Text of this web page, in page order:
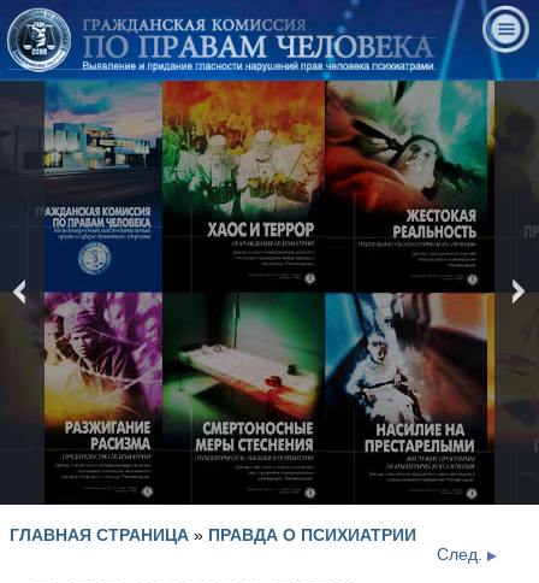
prev
next
ГЛАВНАЯ СТРАНИЦА » ПРАВДА О ПСИХИАТРИИ
След.